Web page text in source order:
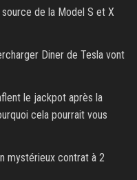
de la Model S et X
Diner de Tesla vont
le jackpot après la
cela pourrait vous
mystérieux contrat à 2